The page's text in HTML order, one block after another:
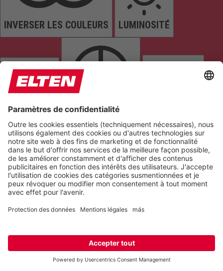
INVERSER LES COULEURS LUMINOSITÉ
Orientation
LIGNE DE LECTURE NAVIGATION AU CLAVIER